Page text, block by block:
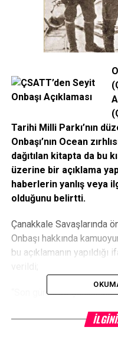
Tarihi Milli Parkı’nın
Onbaşı’nın Ocean
dağıtılan kitapta da bu
üzerine bir açıklama
haberlerin yanlış veya
olduğunu belirtti.
Çanakkale Savaşlarında
Onbaşı hakkında
bu açıklamanın
“Son günlerde Çanakkale
yazılı basında çıkan